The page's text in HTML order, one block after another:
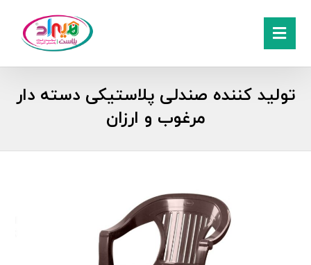
تولید کننده صندلی پلاستیکی دسته دار
مرغوب و ارزان